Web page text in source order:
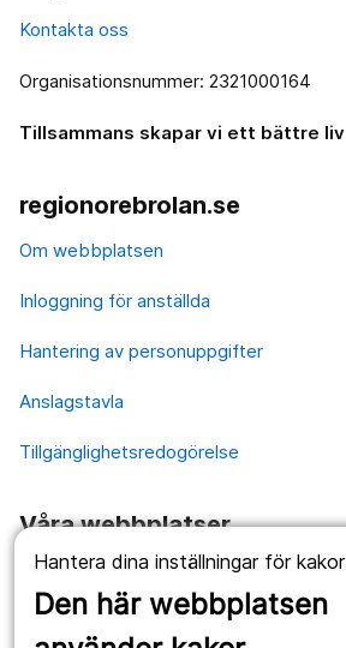
Hantera dina inställningar för kakor
Den här webbplatsen
Kontakta oss
Organisationsnummer: 2321000164
Tillsammans skapar vi ett bättre liv
regionorebrolan.se
Om webbplatsen
Inloggning för anställda
Hantering av personuppgifter
Anslagstavla
Tillgänglighetsredogörelse
Våra webbplatser
1177.se
Länstrafiken